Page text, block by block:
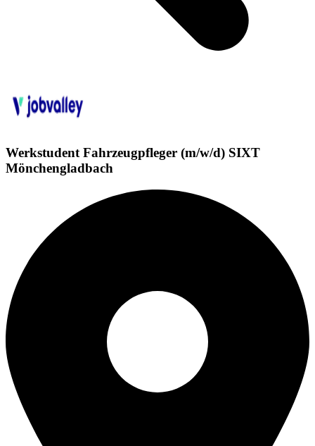
Werkstudent Fahrzeugpfleger (m/w/d) SIXT
Mönchengladbach